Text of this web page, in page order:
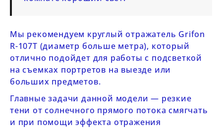
Мы рекомендуем круглый отражатель Grifon
R-107T (диаметр больше метра), который
отлично подойдет для работы с подсветкой
на съемках портретов на выезде или
больших предметов.
Главные задачи данной модели — резкие
тени от солнечного прямого потока смягчать
и при помощи эффекта отражения